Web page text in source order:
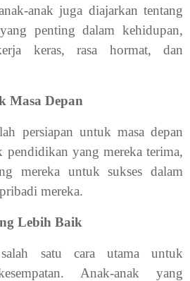
anak juga diajarkan tentang
penting dalam kehidupan,
keras, rasa hormat, dan
Masa Depan
persiapan untuk masa depan
pendidikan yang mereka terima,
mereka untuk sukses dalam
mereka.
Lebih Baik
satu cara utama untuk
Anak-anak yang